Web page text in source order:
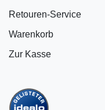
Retouren-Service
Warenkorb
Zur Kasse